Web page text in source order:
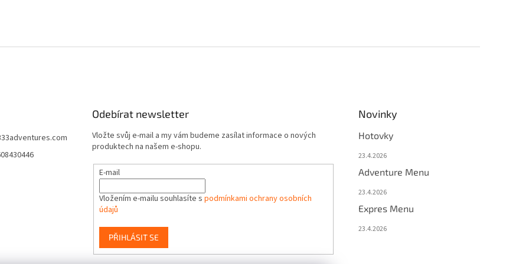
Odebírat newsletter
Vložte svůj e-mail a my vám budeme zasílat informace o nových
produktech na našem e-shopu.
E-mail
Vložením e-mailu souhlasíte s podmínkami ochrany osobních
údajů
PŘIHLÁSIT SE
Novinky
Hotovky
23.4.2026
Adventure Menu
23.4.2026
Expres Menu
23.4.2026